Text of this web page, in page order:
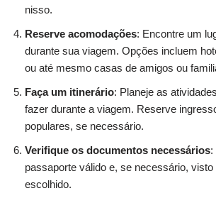
nisso.
Reserve acomodações: Encontre um
durante sua viagem. Opções incluem
ou até mesmo casas de amigos ou
Faça um itinerário: Planeje as
fazer durante a viagem. Reserve
populares, se necessário.
Verifique os documentos necessários:
passaporte válido e, se necessário, visto
escolhido.